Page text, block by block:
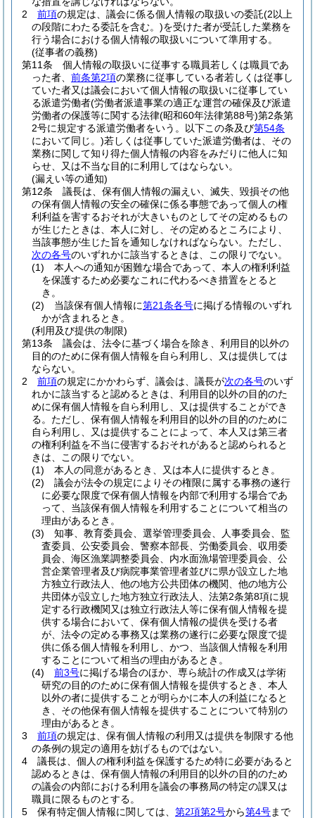
2
前項の規定は、議会に係る個人情報の取扱いの委託(2以上
の段階にわたる委託を含む。)を受けた者が受託した業務を
行う場合における個人情報の取扱いについて準用する。
(従事者の義務)
第11条
個人情報の取扱いに従事する職員若しくは職員であ
った者、 前条第2項の業務に従事している者若しくは従事し
ていた者又は議会において個人情報の取扱いに従事してい
る派遣労働者(労働者派遣事業の適正な運営の確保及び派遣
労働者の保護等に関する法律(昭和60年法律第88号)第2条第
2号に規定する派遣労働者をいう。以下この条及び第54条
において同じ。)若しくは従事していた派遣労働者は、その
業務に関して知り得た個人情報の内容をみだりに他人に知
らせ、又は不当な目的に利用してはならない。
(漏えい等の通知)
第12条
議長は、保有個人情報の漏えい、滅失、毀損その他
の保有個人情報の安全の確保に係る事態であって個人の権
利利益を害するおそれが大きいものとしてその定めるもの
が生じたときは、本人に対し、その定めるところにより、
当該事態が生じた旨を通知しなければならない。 ただし、
次の各号のいずれかに該当するときは、この限りでない。
(1)
本人への通知が困難な場合であって、本人の権利利益
を保護するため必要なこれに代わるべき措置をとると
き。
(2)
当該保有個人情報に第21条各号に掲げる情報のいずれ
かが含まれるとき。
(利用及び提供の制限)
第13条
議会は、法令に基づく場合を除き、利用目的以外の
目的のために保有個人情報を自ら利用し、又は提供しては
ならない。
2
前項の規定にかかわらず、議会は、議長が次の各号のいず
れかに該当すると認めるときは、利用目的以外の目的のた
めに保有個人情報を自ら利用し、又は提供することができ
る。 ただし、保有個人情報を利用目的以外の目的のために
自ら利用し、又は提供することによって、本人又は第三者
の権利利益を不当に侵害するおそれがあると認められると
きは、この限りでない。
(1)
本人の同意があるとき、又は本人に提供するとき。
(2)
議会が法令の規定によりその権限に属する事務の遂行
に必要な限度で保有個人情報を内部で利用する場合であ
って、当該保有個人情報を利用することについて相当の
理由があるとき。
(3)
知事、教育委員会、選挙管理委員会、人事委員会、監
査委員、公安委員会、警察本部長、労働委員会、収用委
員会、海区漁業調整委員会、内水面漁場管理委員会、公
営企業管理者及び病院事業管理者並びに県が設立した地
方独立行政法人、他の地方公共団体の機関、他の地方公
共団体が設立した地方独立行政法人、法第2条第8項に規
定する行政機関又は独立行政法人等に保有個人情報を提
供する場合において、保有個人情報の提供を受ける者
が、法令の定める事務又は業務の遂行に必要な限度で提
供に係る個人情報を利用し、かつ、当該個人情報を利用
することについて相当の理由があるとき。
(4)
前3号に掲げる場合のほか、専ら統計の作成又は学術
研究の目的のために保有個人情報を提供するとき、本人
以外の者に提供することが明らかに本人の利益になると
き、その他保有個人情報を提供することについて特別の
理由があるとき。
3
前項の規定は、保有個人情報の利用又は提供を制限する他
の条例の規定の適用を妨げるものではない。
4
議長は、個人の権利利益を保護するため特に必要があると
認めるときは、保有個人情報の利用目的以外の目的のため
の議会の内部における利用を議会の事務局の特定の課又は
職員に限るものとする。
5
保有特定個人情報に関しては、 第2項第2号から第4号まで